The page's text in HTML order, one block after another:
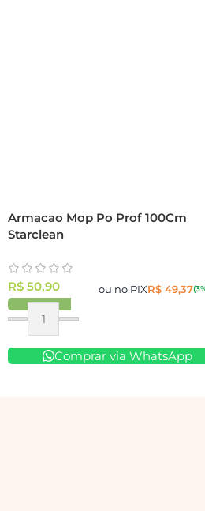
Armacao Mop Po Prof 100Cm
Starclean
R$ 50,90 ou no PIXR$49,37
Comprar via WhatsApp